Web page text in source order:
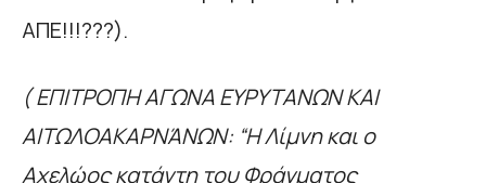
ΑΠΕ!!!???).
( ΕΠΙΤΡΟΠΗ ΑΓΩΝΑ ΕΥΡΥΤΑΝΩΝ ΚΑΙ
ΑΙΤΩΛΟΑΚΑΡΝΆΝΩΝ: “Η Λίμνη και ο
Αχελώος κατάντη του Φράγματος